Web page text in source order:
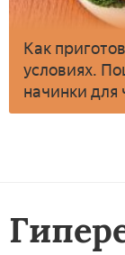
Как
условиях.
начинки для